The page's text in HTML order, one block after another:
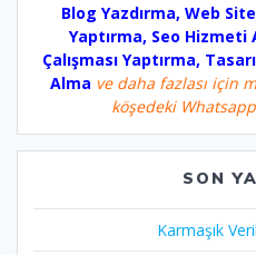
Blog Yazdırma, Web
Yaptırma, Seo
Çalışması Yaptırma,
Alma ve daha fazlası için
köşedeki
SON
Karmaşık